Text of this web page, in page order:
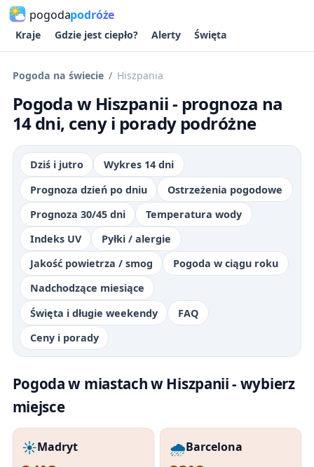
pogodapodróże
Kraje Gdzie jest ciepło? Alerty Święta
Pogoda na świecie Hiszpania
Pogoda w Hiszpanii - prognoza na
14 dni, ceny i porady podróżne
Dziś i jutro
Wykres 14 dni
Prognoza dzień po dniu
Ostrzeżenia pogodowe
Prognoza 30/45 dni
Temperatura wody
Indeks UV
Pyłki / alergie
Jakość powietrza / smog
Pogoda w ciągu roku
Nadchodzące miesiące
Święta i długie weekendy
FAQ
Ceny i porady
Pogoda w miastach w Hiszpanii - wybierz
miejsce
☀️Madryt 🌧️Barcelona